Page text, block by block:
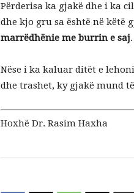
Përderisa ka gjakë dhe i ka
dhe kjo gru sa është në këtë
marrëdhënie me burrin e saj.
Nëse i ka kaluar ditët e
dhe trashet, ky gjakë mund
Hoxhë Dr. Rasim Haxha